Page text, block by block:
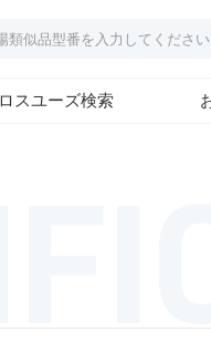
スユーズ検索